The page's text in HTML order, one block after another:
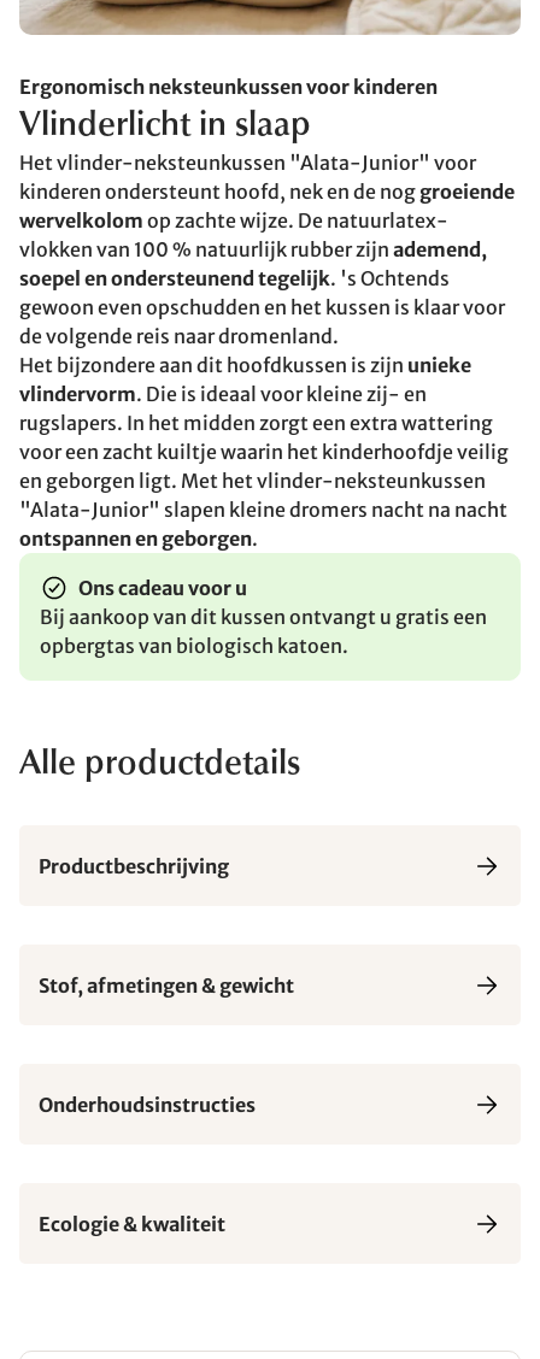
Ergonomisch neksteunkussen voor kinderen
Vlinderlicht in slaap
Het vlinder-neksteunkussen "Alata-Junior" voor
kinderen ondersteunt hoofd, nek en de nog groeiende
wervelkolom op zachte wijze. De natuurlatex-
vlokken van 100 % natuurlijk rubber zijn ademend,
soepel en ondersteunend tegelijk. 's Ochtends
gewoon even opschudden en het kussen is klaar voor
de volgende reis naar dromenland.
Het bijzondere aan dit hoofdkussen is zijn unieke
vlindervorm. Die is ideaal voor kleine zij- en
rugslapers. In het midden zorgt een extra wattering
voor een zacht kuiltje waarin het kinderhoofdje veilig
en geborgen ligt. Met het vlinder-neksteunkussen
"Alata-Junior" slapen kleine dromers nacht na nacht
ontspannen en geborgen.
Ons cadeau voor u
Bij aankoop van dit kussen ontvangt u gratis een
opbergtas van biologisch katoen.
Alle productdetails
Productbeschrijving
Stof, afmetingen & gewicht
Onderhoudsinstructies
Ecologie & kwaliteit